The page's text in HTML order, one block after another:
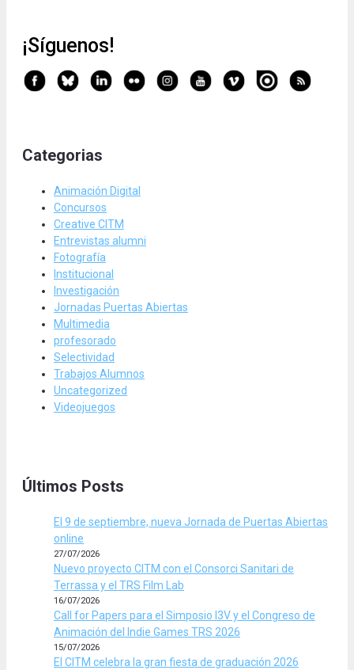
¡Síguenos!
Categorias
Animación Digital
Concursos
Creative CITM
Entrevistas alumni
Fotografía
Institucional
Investigación
Jornadas Puertas Abiertas
Multimedia
profesorado
Selectividad
Trabajos Alumnos
Uncategorized
Videojuegos
Últimos Posts
El 9 de septiembre, nueva Jornada de Puertas Abiertas
online
27/07/2026
Nuevo proyecto CITM con el Consorci Sanitari de
Terrassa y el TRS Film Lab
16/07/2026
Call for Papers para el Simposio I3V y el Congreso de
Animación del Indie Games TRS 2026
15/07/2026
El CITM celebra la gran fiesta de graduación 2026